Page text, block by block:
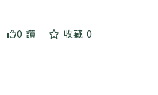
0 讚 收藏 0